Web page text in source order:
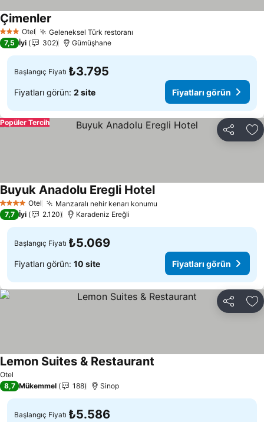
3 YıldızOtel Geleneksel Türk restoranı
Çimenler
7,5 İyi 302 Gümüşhane
Başlangıç Fiyatı ₺3.795
Fiyatları görün: 2 site Fiyatları görün
Paylaş
Popüler Tercih
4 Yıldız Otel Manzaralı nehir kenarı konumu
Buyuk Anadolu Eregli Hotel
7,7 İyi 2.120 Karadeniz Ereğli
Başlangıç Fiyatı ₺5.069
Fiyatları görün: 10 site Fiyatları görün
Paylaş
Otel
Lemon Suites & Restaurant
8,7 Mükemmel 188 Sinop
Başlangıç Fiyatı ₺5.586